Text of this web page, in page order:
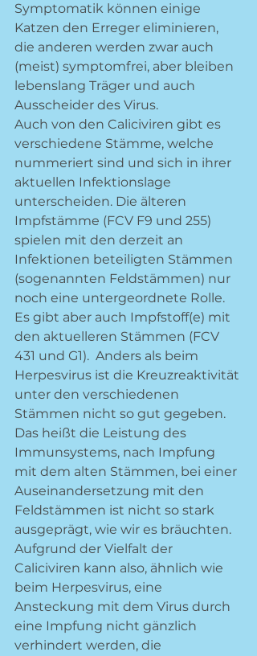
Symptomatik können einige
Katzen den Erreger eliminieren,
die anderen werden zwar auch
(meist) symptomfrei, aber bleiben
lebenslang Träger und auch
Ausscheider des Virus.
Auch von den Caliciviren gibt es
verschiedene Stämme, welche
nummeriert sind und sich in ihrer
aktuellen Infektionslage
unterscheiden. Die älteren
Impfstämme (FCV F9 und 255)
spielen mit den derzeit an
Infektionen beteiligten Stämmen
(sogenannten Feldstämmen) nur
noch eine untergeordnete Rolle.
Es gibt aber auch Impfstoff(e) mit
den aktuelleren Stämmen (FCV
431 und G1).  Anders als beim
Herpesvirus ist die Kreuzreaktivität
unter den verschiedenen
Stämmen nicht so gut gegeben.
Das heißt die Leistung des
Immunsystems, nach Impfung
mit dem alten Stämmen, bei einer
Auseinandersetzung mit den
Feldstämmen ist nicht so stark
ausgeprägt, wie wir es bräuchten.
Aufgrund der Vielfalt der
Caliciviren kann also, ähnlich wie
beim Herpesvirus, eine
Ansteckung mit dem Virus durch
eine Impfung nicht gänzlich
verhindert werden, die